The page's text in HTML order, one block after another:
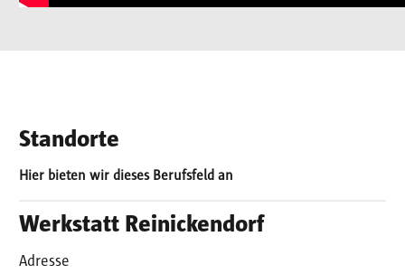
Standorte
Hier bieten wir dieses Berufsfeld an
Werkstatt Reinickendorf
Adresse